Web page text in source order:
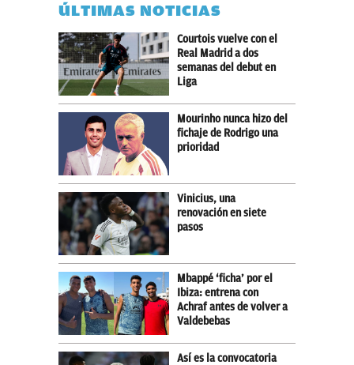
ÚLTIMAS NOTICIAS
Courtois vuelve con el
Real Madrid a dos
semanas del debut en
Liga
Mourinho nunca hizo del
fichaje de Rodrigo una
prioridad
Vinicius, una
renovación en siete
pasos
Mbappé ‘ficha’ por el
Ibiza: entrena con
Achraf antes de volver a
Valdebebas
Así es la convocatoria